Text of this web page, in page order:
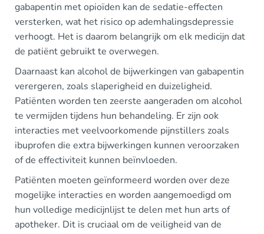
gabapentin met opioïden kan de sedatie-effecten
versterken, wat het risico op ademhalingsdepressie
verhoogt. Het is daarom belangrijk om elk medicijn dat
de patiënt gebruikt te overwegen.
Daarnaast kan alcohol de bijwerkingen van gabapentin
verergeren, zoals slaperigheid en duizeligheid.
Patiënten worden ten zeerste aangeraden om alcohol
te vermijden tijdens hun behandeling. Er zijn ook
interacties met veelvoorkomende pijnstillers zoals
ibuprofen die extra bijwerkingen kunnen veroorzaken
of de effectiviteit kunnen beïnvloeden.
Patiënten moeten geïnformeerd worden over deze
mogelijke interacties en worden aangemoedigd om
hun volledige medicijnlijst te delen met hun arts of
apotheker. Dit is cruciaal om de veiligheid van de